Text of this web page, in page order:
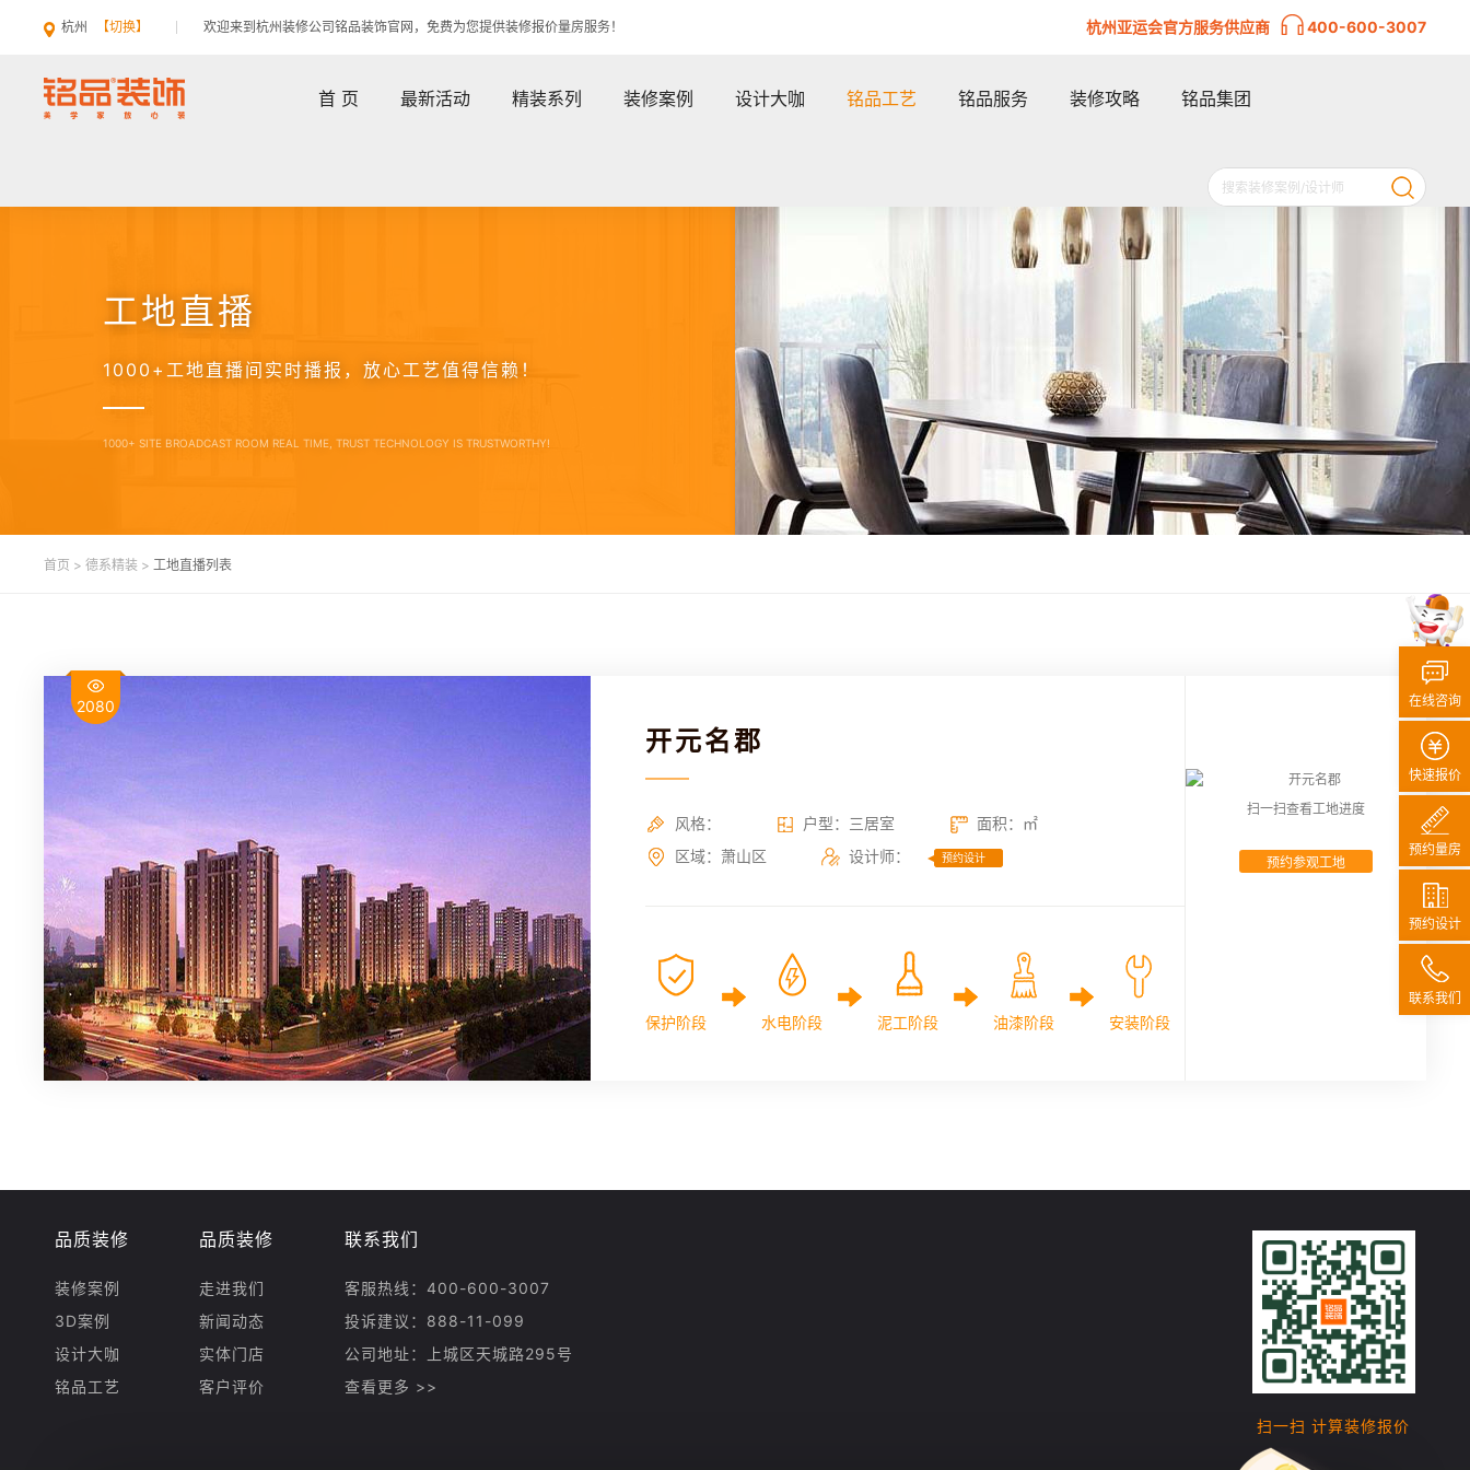
杭州 【切换】 欢迎来到杭州装修公司铭品装饰官网，免费为您提供装修报价量房服务！ 杭州亚运会官方服务供应商 400-600-3007
首 页 最新活动 精装系列 装修案例 设计大咖 铭品工艺 铭品服务 装修攻略 铭品集团
工地直播
1000+工地直播间实时播报，放心工艺值得信赖！
1000+ SITE BROADCAST ROOM REAL TIME, TRUST TECHNOLOGY IS TRUSTWORTHY!
首页 > 德系精装 > 工地直播列表
2080
开元名郡
风格： 户型：三居室
面积：㎡
区域：萧山区
设计师： 预约设计
保护阶段 水电阶段 泥工阶段 油漆阶段 安装阶段
扫一扫查看工地进度
预约参观工地
品质装修
装修案例
3D案例
设计大咖
铭品工艺
品质装修
走进我们
新闻动态
实体门店
客户评价
联系我们
客服热线：400-600-3007
投诉建议：888-11-099
公司地址：上城区天城路295号
查看更多 >>
扫一扫 计算装修报价
在线咨询
快速报价
预约量房
预约设计
联系我们